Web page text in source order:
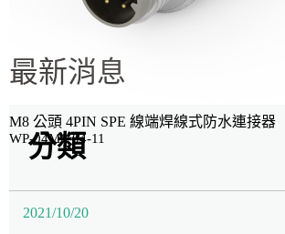
M8 公頭 4PIN SPE 線端焊線式防水連接器
WP-04M1-04-11
最新消息
分類
2021/10/20